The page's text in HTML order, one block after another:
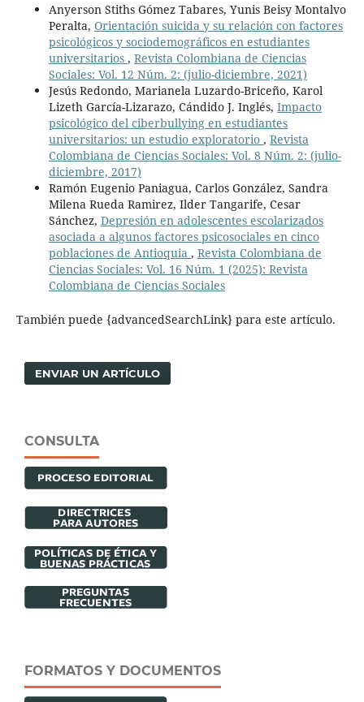
Anyerson Stiths Gómez Tabares, Yunis Beisy Montalvo
Peralta, Orientación suicida y su relación con factores
psicológicos y sociodemográficos en estudiantes
universitarios , Revista Colombiana de Ciencias
Sociales: Vol. 12 Núm. 2: (julio-diciembre, 2021)
Jesús Redondo, Marianela Luzardo-Briceño, Karol
Lizeth García-Lizarazo, Cándido J. Inglés, Impacto
psicológico del ciberbullying en estudiantes
universitarios: un estudio exploratorio , Revista
Colombiana de Ciencias Sociales: Vol. 8 Núm. 2: (julio-
diciembre, 2017)
Ramón Eugenio Paniagua, Carlos González, Sandra
Milena Rueda Ramirez, Ilder Tangarife, Cesar
Sánchez, Depresión en adolescentes escolarizados
asociada a algunos factores psicosociales en cinco
poblaciones de Antioquia , Revista Colombiana de
Ciencias Sociales: Vol. 16 Núm. 1 (2025): Revista
Colombiana de Ciencias Sociales
También puede {advancedSearchLink} para este artículo.
ENVIAR UN ARTÍCULO
CONSULTA
FORMATOS Y DOCUMENTOS